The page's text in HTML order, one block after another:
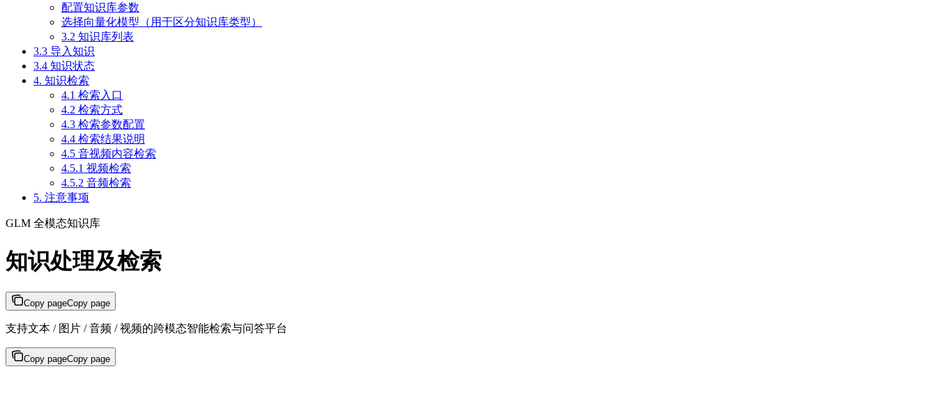
配置知识库参数
选择向量化模型（用于区分知识库类型）
3.2 知识库列表
3.3 导入知识
3.4 知识状态
4. 知识检索
4.1 检索入口
4.2 检索方式
4.3 检索参数配置
4.4 检索结果说明
4.5 音视频内容检索
4.5.1 视频检索
4.5.2 音频检索
5. 注意事项
GLM 全模态知识库
知识处理及检索
Copy pageCopy page
支持文本 / 图片 / 音频 / 视频的跨模态智能检索与问答平台
Copy pageCopy page